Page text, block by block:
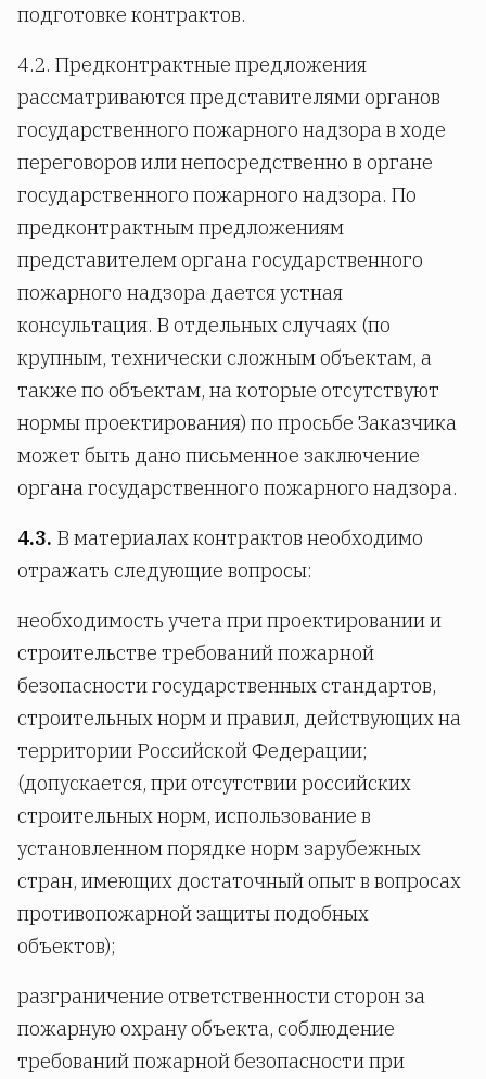
подготовке контрактов.
4.2. Предконтрактные предложения
рассматриваются представителями органов
государственного пожарного надзора в ходе
переговоров или непосредственно в органе
государственного пожарного надзора. По
предконтрактным предложениям
представителем органа государственного
пожарного надзора дается устная
консультация. В отдельных случаях (по
крупным, технически сложным объектам, а
также по объектам, на которые отсутствуют
нормы проектирования) по просьбе Заказчика
может быть дано письменное заключение
органа государственного пожарного надзора.
4.3. В материалах контрактов необходимо
отражать следующие вопросы:
необходимость учета при проектировании и
строительстве требований пожарной
безопасности государственных стандартов,
строительных норм и правил, действующих на
территории Российской Федерации;
(допускается, при отсутствии российских
строительных норм, использование в
установленном порядке норм зарубежных
стран, имеющих достаточный опыт в вопросах
противопожарной защиты подобных
объектов);
разграничение ответственности сторон за
пожарную охрану объекта, соблюдение
требований пожарной безопасности при